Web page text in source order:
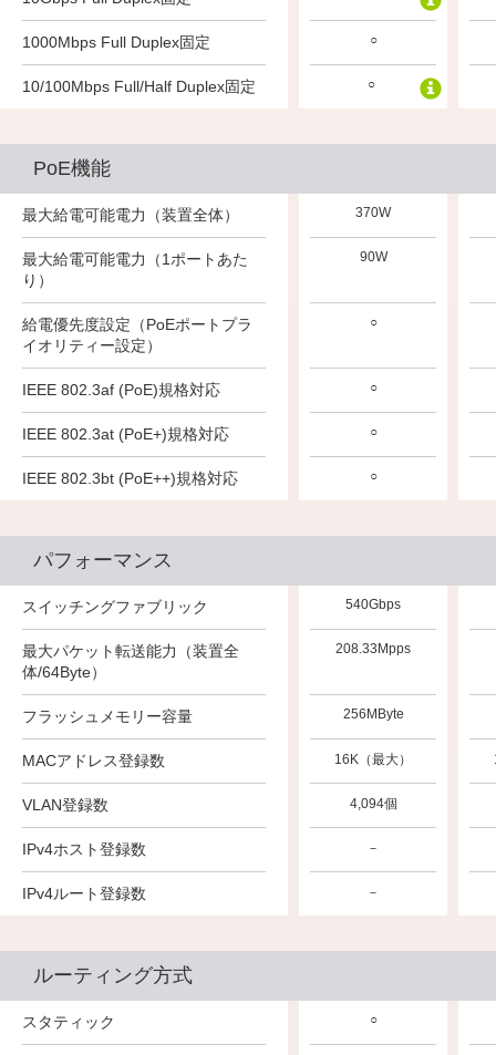
1000Mbps Full Duplex固定
10/100Mbps Full/Half Duplex固定
○
－ －
○
○
PoE機能
最大給電可能電力（装置全体）
最大給電可能電力（1ポートあた
り）
給電優先度設定（PoEポートプラ
イオリティー設定）
IEEE 802.3af (PoE)規格対応
IEEE 802.3at (PoE+)規格対応
IEEE 802.3bt (PoE++)規格対応
－
－
－
－
－
－
－
－
－
－
－
－
370W
90W
○
○
○
○
パフォーマンス
スイッチングファブリック
最大パケット転送能力（装置全
体/64Byte）
フラッシュメモリー容量
MACアドレス登録数
VLAN登録数
IPv4ホスト登録数
IPv4ルート登録数
1.6Tbps
416.66Mpps
256MByte
32K（最大）
4,094個
1,024
16
840Gbps
267.85Mpps
256MByte
540Gbps
208.33Mpps
256MByte
16K（最大）
4,094個
－
－
ルーティング方式
スタティック
○ ○